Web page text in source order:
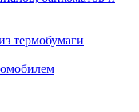
термобумаги